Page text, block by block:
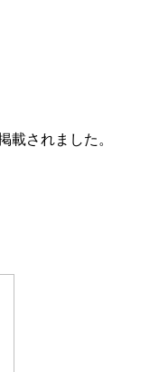
載されました。